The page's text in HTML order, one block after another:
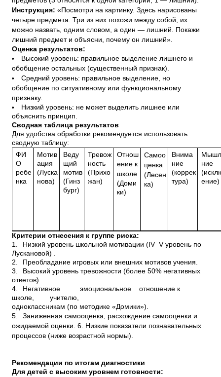
Инструкция: «Посмотри на картинку. Здесь нарисованы
четыре предмета. Три из них похожи между собой, их
можно назвать, одним словом, а один — лишний. Покажи
лишний предмет и объясни, почему он лишний».
Оценка результатов:
•
Высокий уровень: правильное выделение лишнего и
обобщение остальных (существенный признак).
•
Средний уровень: правильное выделение, но
обобщение по ситуативному или функциональному
признаку.
•
Низкий уровень: не может выделить лишнее или
объяснить принцип.
Сводная таблица результатов
Для удобства обработки рекомендуется использовать
сводную таблицу:
ФИ
О
ребе
нка
Мотив
ация
(Луска
нова)
Веду
щий
мотив
(Гинз
бург)
Тревож
ность
(Прихо
жан)
Отнош
ение к
школе
(Доми
ки)
Самоо
ценка
(Лесен
ка)
Внима
ние
(коррек
тура)
ние
ение)
Критерии отнесения к группе риска:
1.
Низкий уровень школьной мотивации (IV–V уровень по
Лускановой) .
2.
Преобладание игровых или внешних мотивов учения.
3.
Высокий уровень тревожности (более 50% негативных
ответов).
4.
Негативное эмоциональное отношение к
школе, учителю,
одноклассникам (по методике «Домики»).
5.
Заниженная самооценка, расхождение самооценки и
ожидаемой оценки. 6. Низкие показатели познавательных
процессов (ниже возрастной нормы).
Рекомендации по итогам диагностики
Для детей с высоким уровнем готовности: